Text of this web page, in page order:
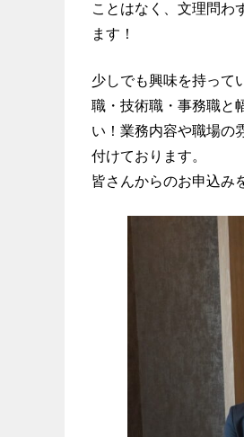
ことはなく、文理問わ
ます！
少しでも興味を持って
職・技術職・事務職と
い！業務内容や職場の
付けております。
皆さんからのお申込み